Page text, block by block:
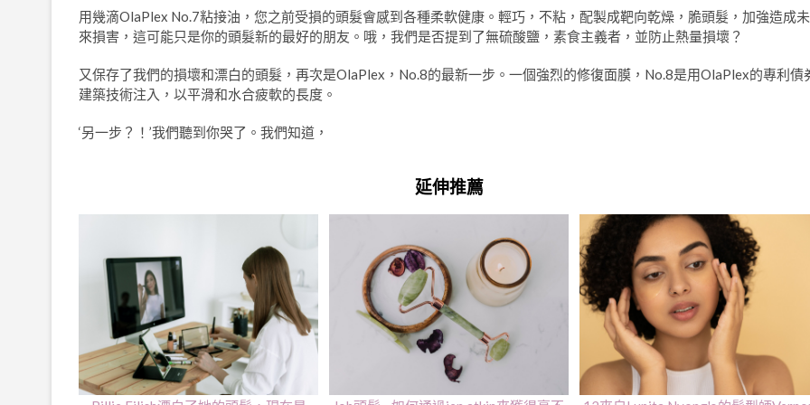
用幾滴OlaPlex No.7粘接油，您之前受損的頭髮會感到各種柔軟健康。輕巧，不粘，配製成靶向乾燥，脆頭髮，加強造成未
來損害，這可能只是你的頭髮新的最好的朋友。哦，我們是否提到了無硫酸鹽，素食主義者，並防止熱量損壞？
又保存了我們的損壞和漂白的頭髮，再次是OlaPlex，No.8的最新一步。一個強烈的修復面膜，No.8是用OlaPlex的專利債
建築技術注入，以平滑和水合疲軟的長度。
‘另一步？！’我們聽到你哭了。我們知道，
延伸推薦